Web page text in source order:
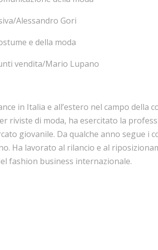
Alessandro Gori
e della moda
vendita/Mario Lupano
in Italia e all’estero nel campo della
riviste di moda, ha esercitato la
giovanile. Da qualche anno segue i
Ha lavorato al rilancio e al
fashion business internazionale.